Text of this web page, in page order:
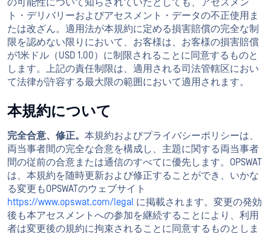
の可能性について知らされていたとしても、アセスメン
ト・デリバリーおよびアセスメント・データの不正使用ま
たは改ざん。適用法が本規約に定める損害賠償の完全な制
限を認めない限りにおいて、お客様は、お客様の損害賠償
が1米ドル（USD 1.00）に制限されることに同意するものと
します。上記の責任制限は、適用される司法管轄区におい
て法律が許容する最大限の範囲において適用されます。
本規約について
完全合意、修正。 本規約およびプライバシーポリシーは、
両当事者間の完全な合意を構成し、主題に関する両当事者
間の従前の合意または通信のすべてに優先します。OPSWAT
は、本規約を随時更新および修正することができ、いかな
る変更もOPSWATのウェブサイト
https://www.opswat.com/legal に掲載されます。変更の発効
後も本アセスメントへの参加を継続することにより、利用
者は変更後の規約に拘束されることに同意するものとしま